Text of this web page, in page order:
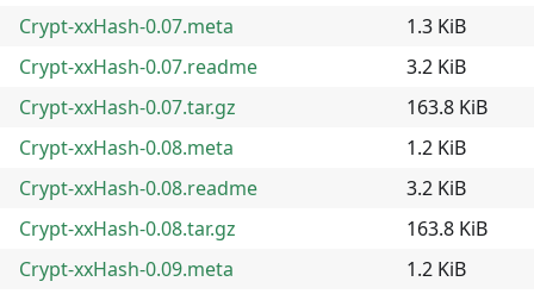
Crypt-xxHash-0.07.meta
1.3 KiB
Crypt-xxHash-0.07.readme
3.2 KiB
Crypt-xxHash-0.07.tar.gz
163.8 KiB
Crypt-xxHash-0.08.meta
1.2 KiB
Crypt-xxHash-0.08.readme
3.2 KiB
Crypt-xxHash-0.08.tar.gz
163.8 KiB
Crypt-xxHash-0.09.meta
1.2 KiB